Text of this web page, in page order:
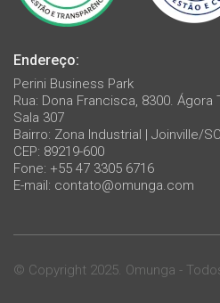
Endereço:
Perini Business Park
Rua: Dona Francisca, 8300. Ágora
Sala 307
Bairro: Zona Industrial | Joinville/SC
CEP: 89219-600
Fone: +55 47 3305 6716
E-mail: contato@omunga.com
© Copyright 2025. Omunga -